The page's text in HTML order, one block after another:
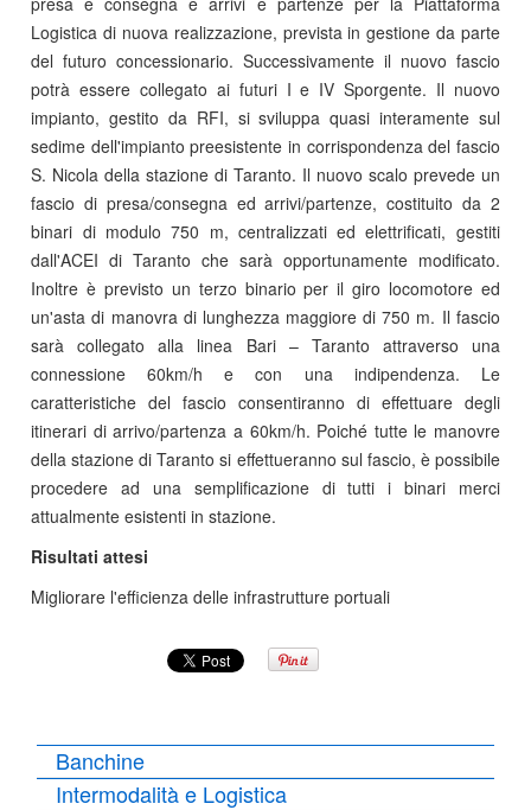
Logistica di nuova realizzazione, prevista in gestione da parte
del futuro concessionario. Successivamente il nuovo fascio
potrà essere collegato ai futuri I e IV Sporgente. Il nuovo
impianto, gestito da RFI, si sviluppa quasi interamente sul
sedime dell'impianto preesistente in corrispondenza del fascio
S. Nicola della stazione di Taranto. Il nuovo scalo prevede un
fascio di presa/consegna ed arrivi/partenze, costituito da 2
binari di modulo 750 m, centralizzati ed elettrificati, gestiti
dall'ACEI di Taranto che sarà opportunamente modificato.
Inoltre è previsto un terzo binario per il giro locomotore ed
un'asta di manovra di lunghezza maggiore di 750 m. Il fascio
sarà collegato alla linea Bari – Taranto attraverso una
connessione 60km/h e con una indipendenza. Le
caratteristiche del fascio consentiranno di effettuare degli
itinerari di arrivo/partenza a 60km/h. Poiché tutte le manovre
della stazione di Taranto si effettueranno sul fascio, è possibile
procedere ad una semplificazione di tutti i binari merci
attualmente esistenti in stazione.
Risultati attesi
Migliorare l'efficienza delle infrastrutture portuali
Banchine
Intermodalità e Logistica